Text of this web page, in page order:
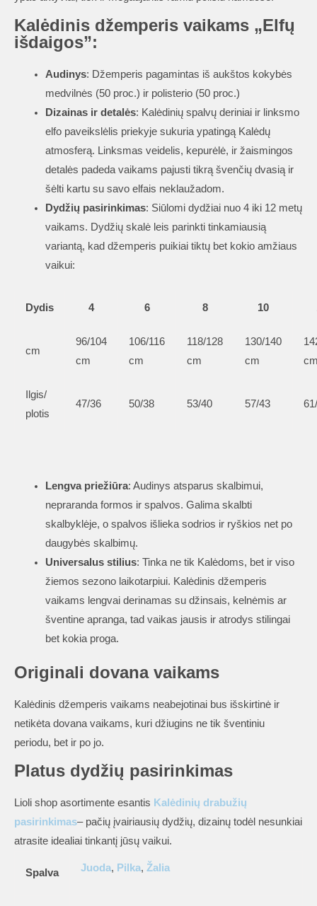
Kalėdinis džemperis vaikams „Elfų
išdaigos”:
Audinys: Džemperis pagamintas iš aukštos kokybės
medvilnės (50 proc.) ir polisterio (50 proc.)
Dizainas ir detalės: Kalėdinių spalvų deriniai ir linksmo
elfo paveikslėlis priekyje sukuria ypatingą Kalėdų
atmosferą. Linksmas veidelis, kepurėlė, ir žaismingos
detalės padeda vaikams pajusti tikrą švenčių dvasią ir
šėlti kartu su savo elfais neklaužadom.
Dydžių pasirinkimas: Siūlomi dydžiai nuo 4 iki 12 metų
vaikams. Dydžių skalė leis parinkti tinkamiausią
variantą, kad džemperis puikiai tiktų bet kokio amžiaus
vaikui:
Dydis 4 6 8 10
cm
96/104
cm
106/116
cm
118/128
cm
130/140
cm
Ilgis/
plotis
47/36 50/38 53/40 57/43
Lengva priežiūra: Audinys atsparus skalbimui,
nepraranda formos ir spalvos. Galima skalbti
skalbyklėje, o spalvos išlieka sodrios ir ryškios net po
daugybės skalbimų.
Universalus stilius: Tinka ne tik Kalėdoms, bet ir viso
žiemos sezono laikotarpiui. Kalėdinis džemperis
vaikams lengvai derinamas su džinsais, kelnėmis ar
šventine apranga, tad vaikas jausis ir atrodys stilingai
bet kokia proga.
Originali dovana vaikams
Kalėdinis džemperis vaikams neabejotinai bus išskirtinė ir
netikėta dovana vaikams, kuri džiugins ne tik šventiniu
periodu, bet ir po jo.
Platus dydžių pasirinkimas
Lioli shop asortimente esantis Kalėdinių drabužių
pasirinkimas– pačių įvairiausių dydžių, dizainų todėl nesunkiai
atrasite idealiai tinkantį jūsų vaikui.
Spalva Juoda, Pilka, Žalia